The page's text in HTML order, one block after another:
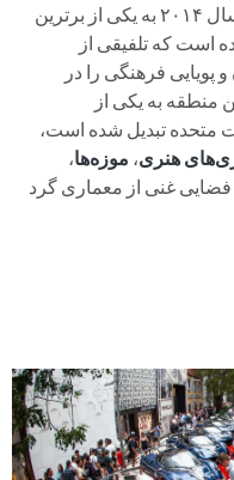
است که تلفیقی از
فرهنگی را در
منطقه به یکی از
متحده تبدیل شده است،
هنری، موزه‌ها،
غنی از معماری گرد